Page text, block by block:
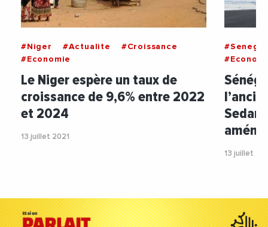
#Niger #Actualite
#Croissance
#Economie
Le Niger espère un taux de
croissance de 9,6% entre 2022
et 2024
13 juillet 2021
#Senegal
Sedar
13 juillet